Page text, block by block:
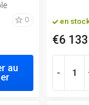
0
au
en
€6 133
-